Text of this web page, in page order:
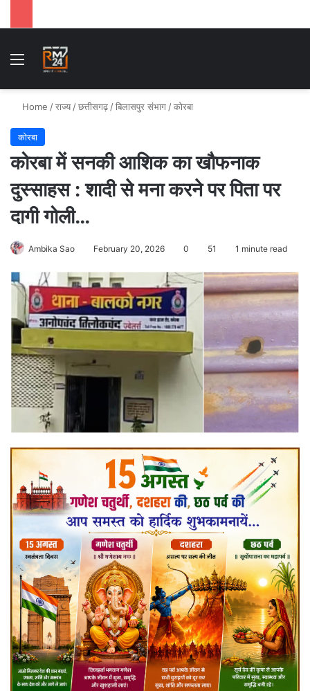
Menu
Home /राज्य /छत्तीसगढ़ /बिलासपुर संभाग /कोरबा
कोरबा
कोरबा में सनकी आशिक का खौफनाक
दुस्साहस : शादी से मना करने पर पिता पर
दागी गोली…
Ambika Sao February 20, 2026 0 51 1 minute read